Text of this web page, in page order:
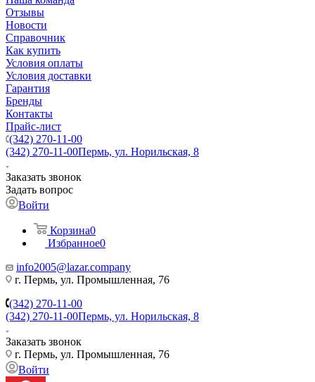
Отзывы
Новости
Справочник
Как купить
Условия оплаты
Условия доставки
Гарантия
Бренды
Контакты
Прайс-лист
(342) 270-11-00
(342) 270-11-00Пермь, ул. Норильская, 8
Заказать звонок
Задать вопрос
Войти
Корзина0
Избранное0
info2005@lazar.company
г. Пермь, ул. Промышленная, 76
(342) 270-11-00
(342) 270-11-00Пермь, ул. Норильская, 8
Заказать звонок
г. Пермь, ул. Промышленная, 76
Войти